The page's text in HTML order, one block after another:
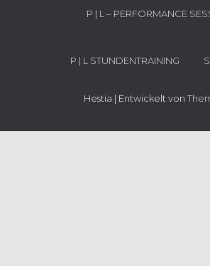
P | L – PERFORMANCE
P | L STUNDENTRAINING
Hestia | Entwickelt von